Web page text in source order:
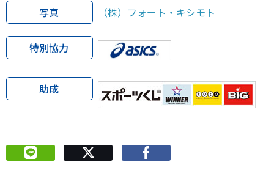
写真 （株）フォート・キシモト
特別協力
助成